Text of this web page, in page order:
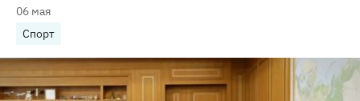
06 мая
Спорт